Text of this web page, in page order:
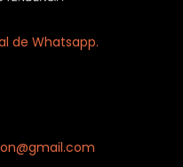
de Whatsapp.